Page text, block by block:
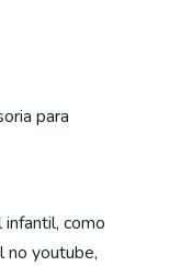
para
infantil, como
no youtube,